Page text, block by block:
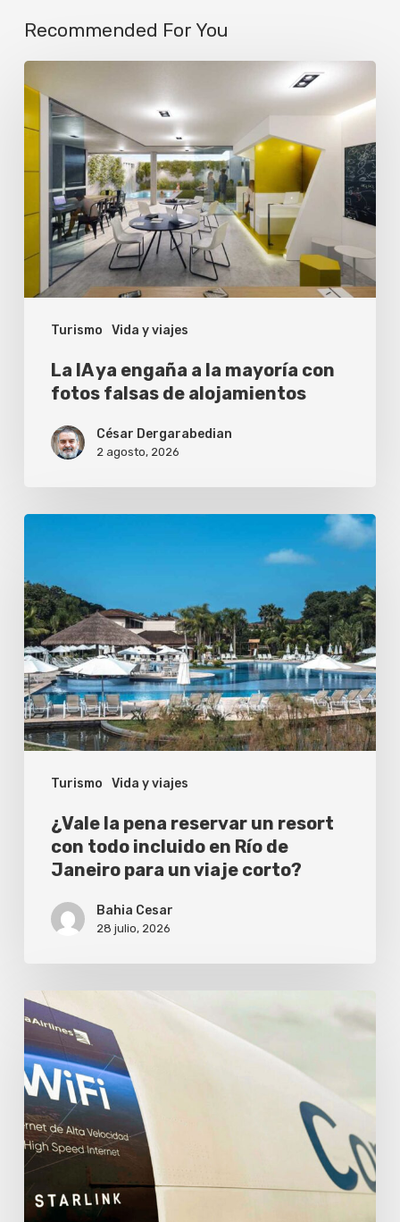
Recommended For You
Turismo Vida y viajes
ya
engaña
la
mayoría
fotos
falsas
alojamientos
La IA ya engaña a la mayoría con
fotos falsas de alojamientos
César Dergarabedian
2 agosto, 2026
Turismo Vida y viajes
pena
reservar
un
resort
con
todo
incluido
Janeiro
¿Vale la pena reservar un resort
con todo incluido en Río de
Janeiro para un viaje corto?
Bahia Cesar
28 julio, 2026
Starlink
bordo:
Copa
Airlines
lidera
la
conexión